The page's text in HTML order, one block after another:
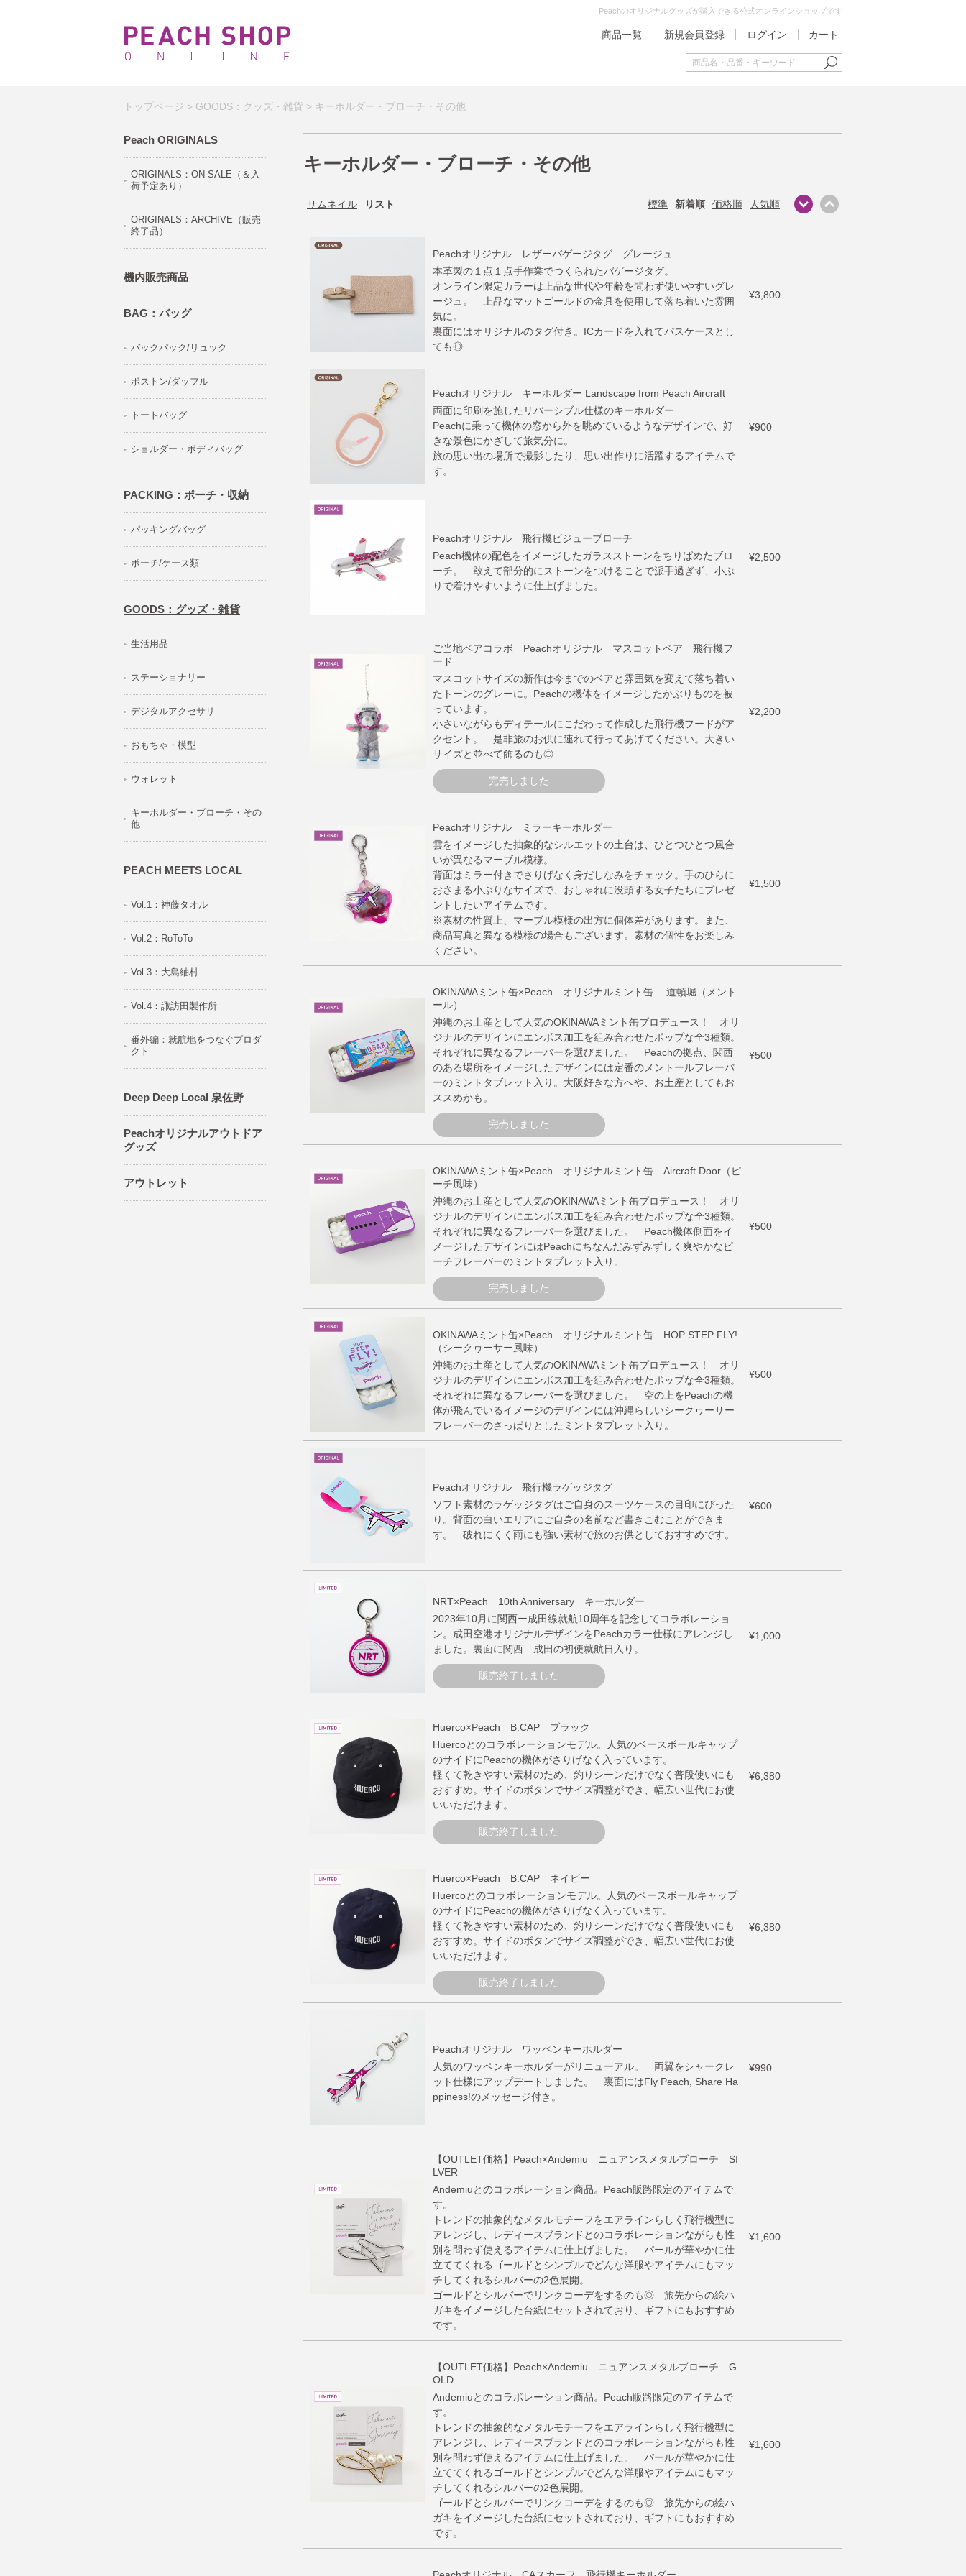
Peachのオリジナルグッズが購入できる公式オンラインショップです
商品一覧 新規会員登録 ログイン カート
トップページ > GOODS：グッズ・雑貨 > キーホルダー・ブローチ・その他
Peach ORIGINALS
ORIGINALS：ON SALE（＆入
荷予定あり）
ORIGINALS：ARCHIVE（販売
終了品）
機内販売商品
BAG：バッグ
バックパック/リュック
ボストン/ダッフル
トートバッグ
ショルダー・ボディバッグ
PACKING：ポーチ・収納
パッキングバッグ
ポーチ/ケース類
GOODS：グッズ・雑貨
生活用品
ステーショナリー
デジタルアクセサリ
おもちゃ・模型
ウォレット
キーホルダー・ブローチ・その
他
PEACH MEETS LOCAL
Vol.1：神藤タオル
Vol.2：RoToTo
Vol.3：大島紬村
Vol.4：諏訪田製作所
番外編：就航地をつなぐプロダ
クト
Deep Deep Local 泉佐野
Peachオリジナルアウトドア
グッズ
アウトレット
キーホルダー・ブローチ・その他
サムネイル リスト 標準 新着順 価格順 人気順
Peachオリジナル レザーバゲージタグ グレージュ
本革製の１点１点手作業でつくられたバゲージタグ。
オンライン限定カラーは上品な世代や年齢を問わず使いやすいグレ
ージュ。 上品なマットゴールドの金具を使用して落ち着いた雰囲
気に。
裏面にはオリジナルのタグ付き。ICカードを入れてパスケースとし
ても◎
¥3,800
Peachオリジナル キーホルダー Landscape from Peach Aircraft
両面に印刷を施したリバーシブル仕様のキーホルダー
Peachに乗って機体の窓から外を眺めているようなデザインで、好
きな景色にかざして旅気分に。
旅の思い出の場所で撮影したり、思い出作りに活躍するアイテムで
す。
¥900
Peachオリジナル 飛行機ビジューブローチ
Peach機体の配色をイメージしたガラスストーンをちりばめたブロ
ーチ。 敢えて部分的にストーンをつけることで派手過ぎず、小ぶ
りで着けやすいように仕上げました。
¥2,500
ご当地ベアコラボ Peachオリジナル マスコットベア 飛行機フ
ード
マスコットサイズの新作は今までのベアと雰囲気を変えて落ち着い
たトーンのグレーに。Peachの機体をイメージしたかぶりものを被
っています。
小さいながらもディテールにこだわって作成した飛行機フードがア
クセント。 是非旅のお供に連れて行ってあげてください。大きい
サイズと並べて飾るのも◎
完売しました
¥2,200
Peachオリジナル ミラーキーホルダー
雲をイメージした抽象的なシルエットの土台は、ひとつひとつ風合
いが異なるマーブル模様。
背面はミラー付きでさりげなく身だしなみをチェック。手のひらに
おさまる小ぶりなサイズで、おしゃれに没頭する女子たちにプレゼ
ントしたいアイテムです。
※素材の性質上、マーブル模様の出方に個体差があります。また、
商品写真と異なる模様の場合もございます。素材の個性をお楽しみ
ください。
¥1,500
OKINAWAミント缶×Peach オリジナルミント缶 道頓堀（メント
ール）
沖縄のお土産として人気のOKINAWAミント缶プロデュース！ オリ
ジナルのデザインにエンボス加工を組み合わせたポップな全3種類。
それぞれに異なるフレーバーを選びました。 Peachの拠点、関西
のある場所をイメージしたデザインには定番のメントールフレーバ
ーのミントタブレット入り。大阪好きな方へや、お土産としてもお
ススめかも。
完売しました
¥500
OKINAWAミント缶×Peach オリジナルミント缶 Aircraft Door（ピ
ーチ風味）
沖縄のお土産として人気のOKINAWAミント缶プロデュース！ オリ
ジナルのデザインにエンボス加工を組み合わせたポップな全3種類。
それぞれに異なるフレーバーを選びました。 Peach機体側面をイ
メージしたデザインにはPeachにちなんだみずみずしく爽やかなピ
ーチフレーバーのミントタブレット入り。
完売しました
¥500
OKINAWAミント缶×Peach オリジナルミント缶 HOP STEP FLY!
（シークヮーサー風味）
沖縄のお土産として人気のOKINAWAミント缶プロデュース！ オリ
ジナルのデザインにエンボス加工を組み合わせたポップな全3種類。
それぞれに異なるフレーバーを選びました。 空の上をPeachの機
体が飛んでいるイメージのデザインには沖縄らしいシークヮーサー
フレーバーのさっぱりとしたミントタブレット入り。
¥500
Peachオリジナル 飛行機ラゲッジタグ
ソフト素材のラゲッジタグはご自身のスーツケースの目印にぴった
り。背面の白いエリアにご自身の名前など書きこむことができま
す。 破れにくく雨にも強い素材で旅のお供としておすすめです。
¥600
NRT×Peach 10th Anniversary キーホルダー
2023年10月に関西ー成田線就航10周年を記念してコラボレーショ
ン。成田空港オリジナルデザインをPeachカラー仕様にアレンジし
ました。裏面に関西―成田の初便就航日入り。
販売終了しました
¥1,000
Huerco×Peach B.CAP ブラック
Huercoとのコラボレーションモデル。人気のベースボールキャップ
のサイドにPeachの機体がさりげなく入っています。
軽くて乾きやすい素材のため、釣りシーンだけでなく普段使いにも
おすすめ。サイドのボタンでサイズ調整ができ、幅広い世代にお使
いいただけます。
販売終了しました
¥6,380
Huerco×Peach B.CAP ネイビー
Huercoとのコラボレーションモデル。人気のベースボールキャップ
のサイドにPeachの機体がさりげなく入っています。
軽くて乾きやすい素材のため、釣りシーンだけでなく普段使いにも
おすすめ。サイドのボタンでサイズ調整ができ、幅広い世代にお使
いいただけます。
販売終了しました
¥6,380
Peachオリジナル ワッペンキーホルダー
人気のワッペンキーホルダーがリニューアル。 両翼をシャークレ
ット仕様にアップデートしました。 裏面にはFly Peach, Share Ha
ppiness!のメッセージ付き。
¥990
【OUTLET価格】Peach×Andemiu ニュアンスメタルブローチ SI
LVER
Andemiuとのコラボレーション商品。Peach販路限定のアイテムで
す。
トレンドの抽象的なメタルモチーフをエアラインらしく飛行機型に
アレンジし、レディースブランドとのコラボレーションながらも性
別を問わず使えるアイテムに仕上げました。 パールが華やかに仕
立ててくれるゴールドとシンプルでどんな洋服やアイテムにもマッ
チしてくれるシルバーの2色展開。
ゴールドとシルバーでリンクコーデをするのも◎ 旅先からの絵ハ
ガキをイメージした台紙にセットされており、ギフトにもおすすめ
です。
¥1,600
【OUTLET価格】Peach×Andemiu ニュアンスメタルブローチ G
OLD
Andemiuとのコラボレーション商品。Peach販路限定のアイテムで
す。
トレンドの抽象的なメタルモチーフをエアラインらしく飛行機型に
アレンジし、レディースブランドとのコラボレーションながらも性
別を問わず使えるアイテムに仕上げました。 パールが華やかに仕
立ててくれるゴールドとシンプルでどんな洋服やアイテムにもマッ
チしてくれるシルバーの2色展開。
ゴールドとシルバーでリンクコーデをするのも◎ 旅先からの絵ハ
ガキをイメージした台紙にセットされており、ギフトにもおすすめ
です。
¥1,600